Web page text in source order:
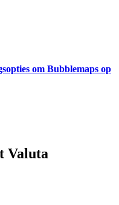
om Bubblemaps op
Valuta